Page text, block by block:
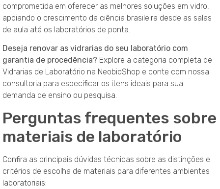
comprometida em oferecer as melhores soluções em vidro,
apoiando o crescimento da ciência brasileira desde as salas
de aula até os laboratórios de ponta.
Deseja renovar as vidrarias do seu laboratório com
garantia de procedência? Explore a categoria completa de
Vidrarias de Laboratório na NeobioShop e conte com nossa
consultoria para especificar os itens ideais para sua
demanda de ensino ou pesquisa.
Perguntas frequentes sobre
materiais de laboratório
Confira as principais dúvidas técnicas sobre as distinções e
critérios de escolha de materiais para diferentes ambientes
laboratoriais: